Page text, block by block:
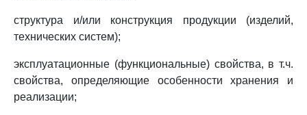
структура и/или конструкция продукции (изделий,
технических систем);
эксплуатационные (функциональные) свойства, в т.ч.
свойства, определяющие особенности хранения и
реализации;